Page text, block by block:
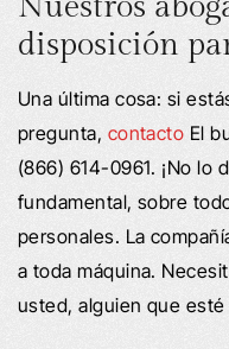
disposición
Una última cosa: si
pregunta, contacto El
(866) 614-0961. ¡No lo
fundamental, sobre
personales. La
a toda máquina.
usted, alguien que esté